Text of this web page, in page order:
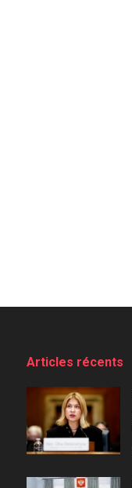
Articles récents